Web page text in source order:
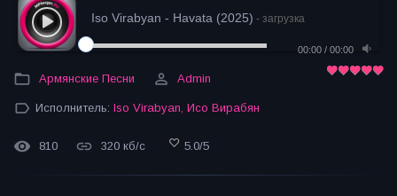
Iso Virabyan - Havata (2025) - загрузка
00:00 / 00:00
Армянские Песни Admin
Исполнитель: Iso Virabyan Исо Вирабян
810 320 кб/с 5.0/5